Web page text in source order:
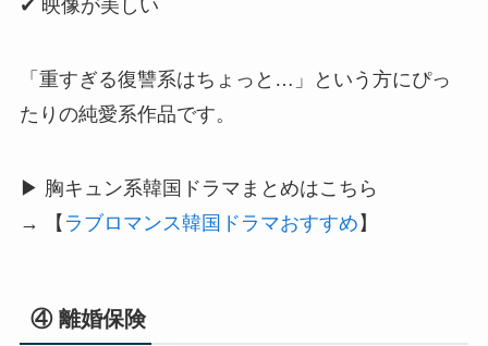
✔ 映像が美しい
「重すぎる復讐系はちょっと…」という方にぴっ
たりの純愛系作品です。
▶ 胸キュン系韓国ドラマまとめはこちら
→ 【 ラブロマンス韓国ドラマおすすめ 】
④ 離婚保険